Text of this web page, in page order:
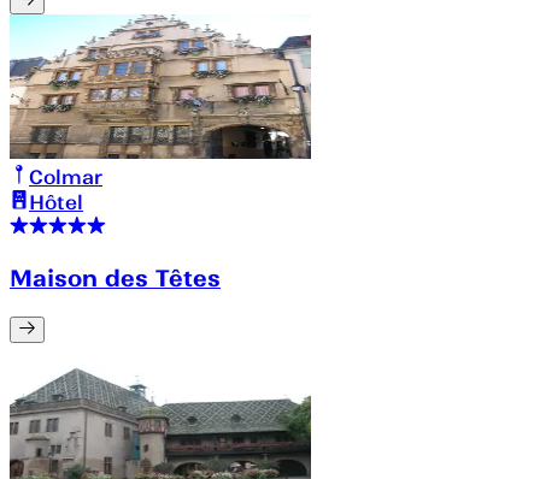
Colmar
Hôtel
Maison des Têtes